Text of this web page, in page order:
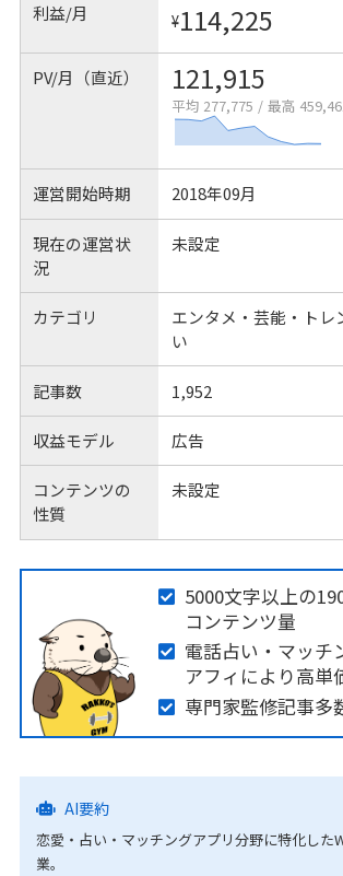
利益/月 ¥114,225
PV/月（直近） 121,915
平均 277,775 / 最高
運営開始時期 2018年09月
現在の運営状
況
未設定
カテゴリ
エンタメ・芸能・トレ
い
記事数 1,952
収益モデル 広告
コンテンツの
性質
未設定
5000文字以上の
コンテンツ量
電話占い・マッチ
アフィにより高単
専門家監修記事多
AI要約
恋愛・占い・マッチングアプリ分野に特化した
業。